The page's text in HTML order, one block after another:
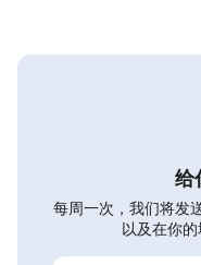
给
每周一次，我们将发
以及在你的